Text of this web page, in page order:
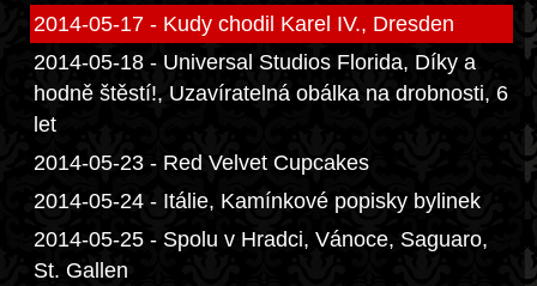
2014-05-17 - Kudy chodil Karel IV., Dresden
2014-05-18 - Universal Studios Florida, Díky a
hodně štěstí!, Uzavíratelná obálka na drobnosti, 6
let
2014-05-23 - Red Velvet Cupcakes
2014-05-24 - Itálie, Kamínkové popisky bylinek
2014-05-25 - Spolu v Hradci, Vánoce, Saguaro,
St. Gallen